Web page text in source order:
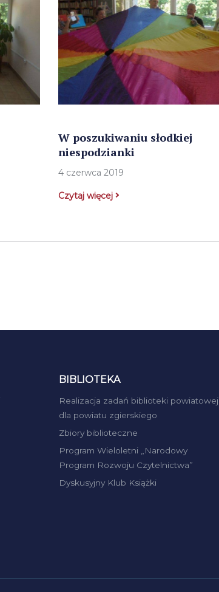
W poszukiwaniu słodkiej
niespodzianki
4 czerwca 2019
Czytaj więcej
BIBLIOTEKA
Realizacja zadań biblioteki powiatowej
dla powiatu zgierskiego
Zbiory biblioteczne
Program Wieloletni „Narodowy
Program Rozwoju Czytelnictwa”
Dyskusyjny Klub Książki